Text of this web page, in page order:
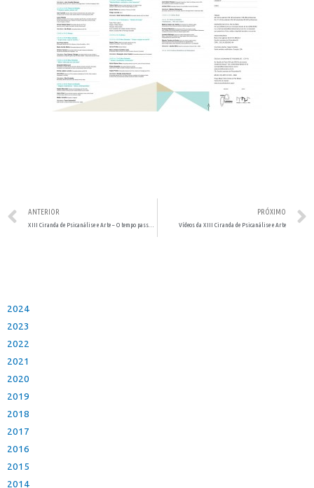
ANTERIOR
XIII Ciranda de Psicanálise e Arte – O tempo passa… Nas artes e na psicanálise
PRÓXIMO
Vídeos da XIII Ciranda de Psicanálise e Arte
2024
2023
2022
2021
2020
2019
2018
2017
2016
2015
2014